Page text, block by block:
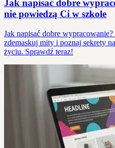
Jak napisać dobre
nie powiedzą Ci w szkole
Jak napisać dobre
zdemaskuj mity i poznaj sekrety
życiu. Sprawdź teraz!